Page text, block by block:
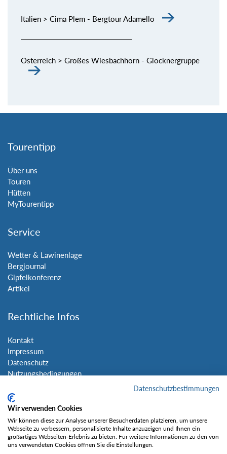
Italien > Cima Plem - Bergtour Adamello
Österreich > Großes Wiesbachhorn - Glocknergruppe
Tourentipp
Über uns
Touren
Hütten
MyTourentipp
Service
Wetter & Lawinenlage
Bergjournal
Gipfelkonferenz
Artikel
Rechtliche Infos
Kontakt
Impressum
Datenschutz
Nutzungsbedingungen
Social Media
Datenschutzbestimmungen
Wir verwenden Cookies
Wir können diese zur Analyse unserer Besucherdaten platzieren, um unsere
Webseite zu verbessern, personalisierte Inhalte anzuzeigen und Ihnen ein
großartiges Webseiten-Erlebnis zu bieten. Für weitere Informationen zu den von
uns verwendeten Cookies öffnen Sie die Einstellungen.